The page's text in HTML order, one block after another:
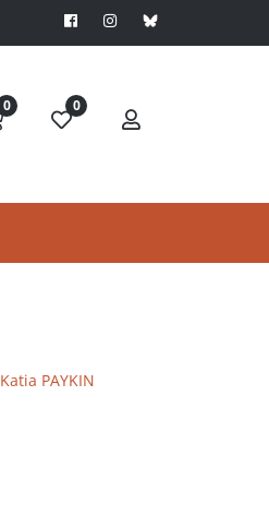
0 0
Katia PAYKIN